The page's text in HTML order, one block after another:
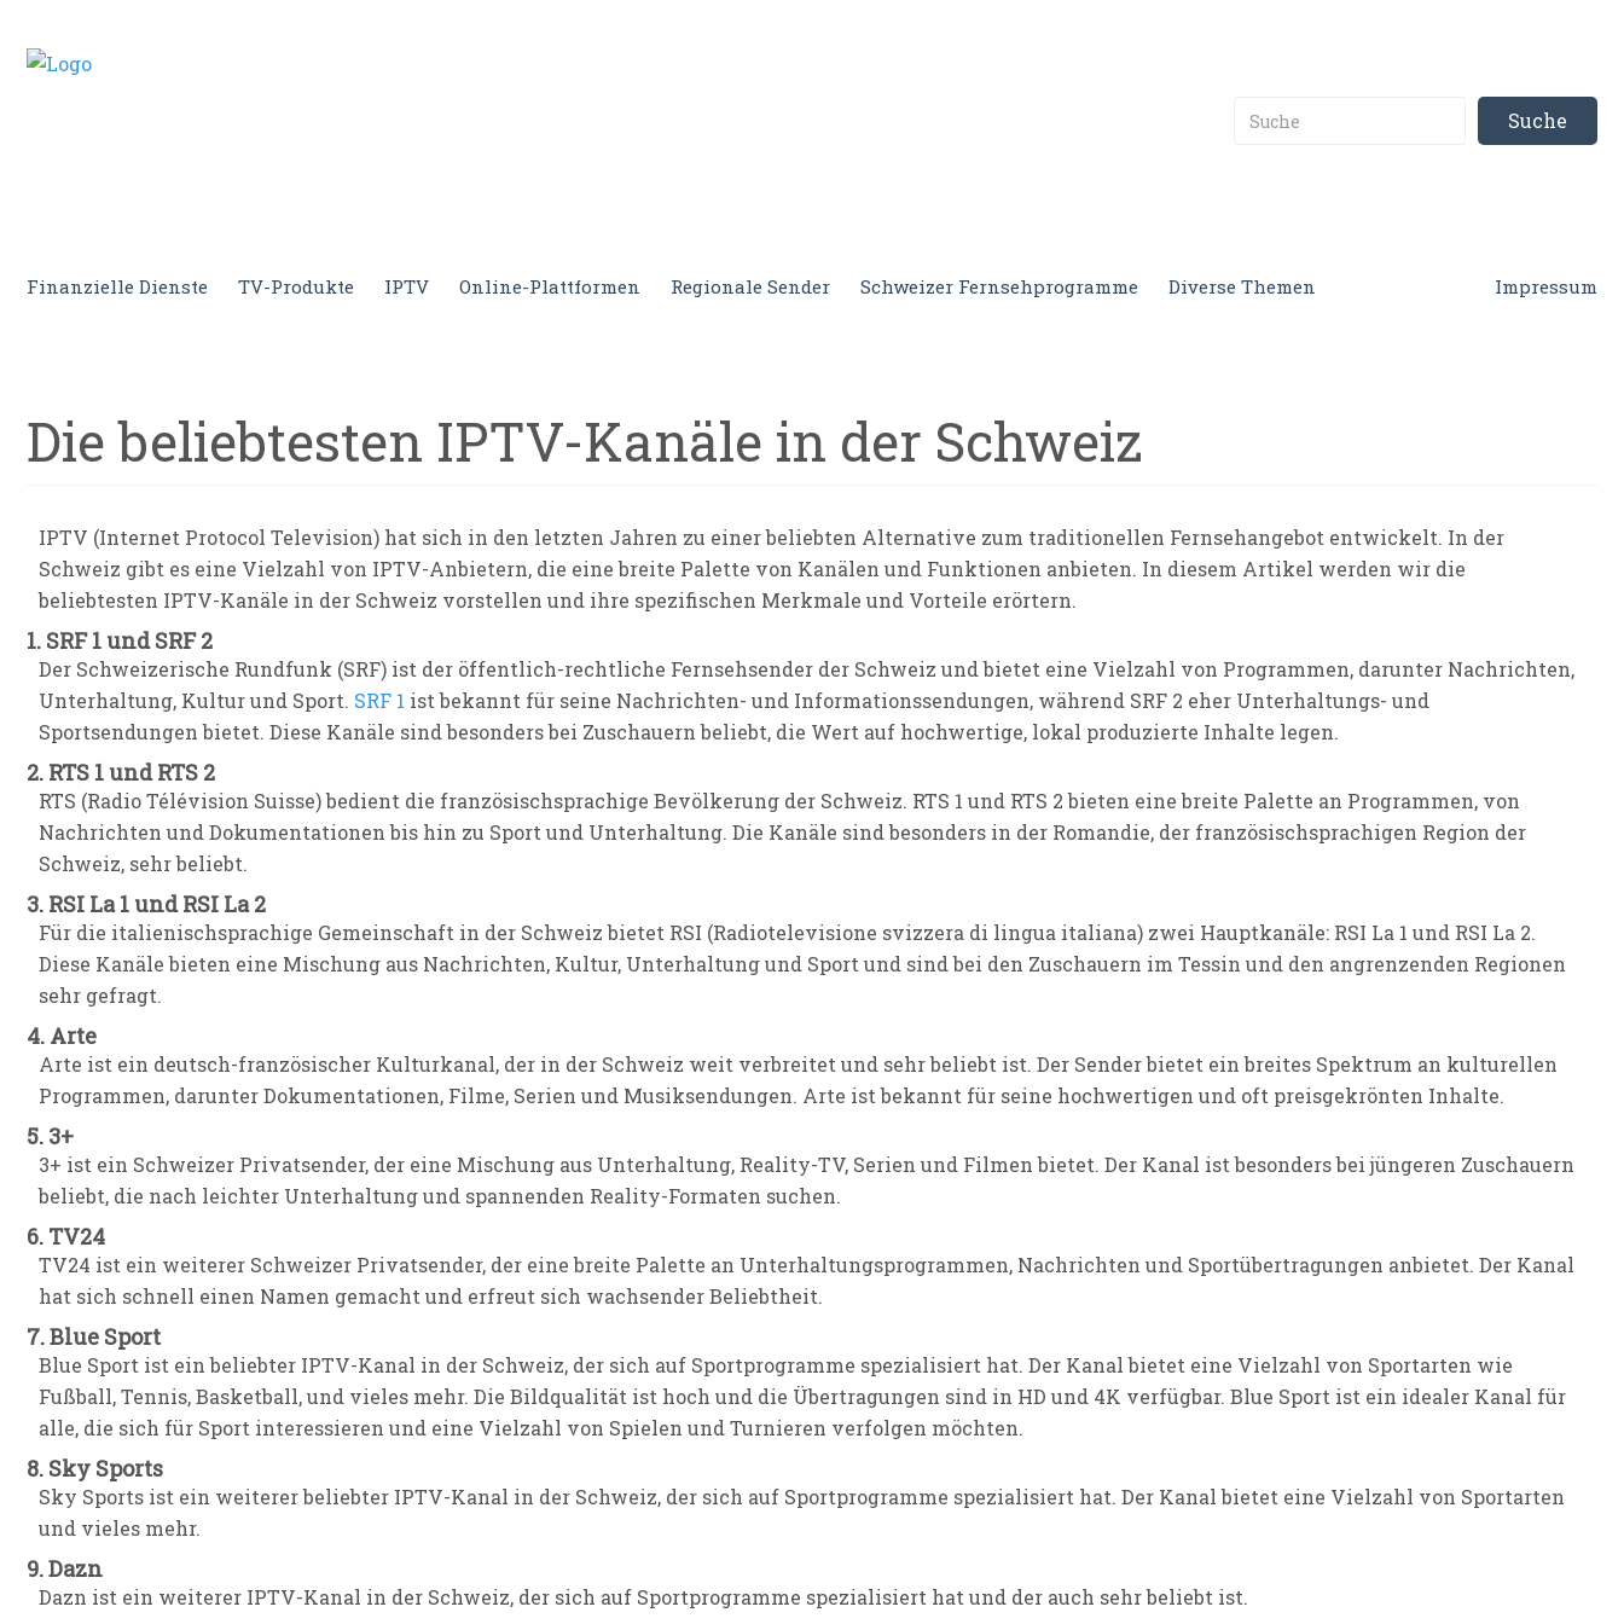
Finanzielle Dienste TV-Produkte IPTV Online-Plattformen Regionale Sender Schweizer Fernsehprogramme Diverse Themen Impressum
Die beliebtesten IPTV-Kanäle in der Schweiz
IPTV (Internet Protocol Television) hat sich in den letzten Jahren zu einer beliebten Alternative zum traditionellen Fernsehangebot entwickelt. In der
Schweiz gibt es eine Vielzahl von IPTV-Anbietern, die eine breite Palette von Kanälen und Funktionen anbieten. In diesem Artikel werden wir die
beliebtesten IPTV-Kanäle in der Schweiz vorstellen und ihre spezifischen Merkmale und Vorteile erörtern.
1. SRF 1 und SRF 2
Der Schweizerische Rundfunk (SRF) ist der öffentlich-rechtliche Fernsehsender der Schweiz und bietet eine Vielzahl von Programmen, darunter Nachrichten,
Unterhaltung, Kultur und Sport. SRF 1 ist bekannt für seine Nachrichten- und Informationssendungen, während SRF 2 eher Unterhaltungs- und
Sportsendungen bietet. Diese Kanäle sind besonders bei Zuschauern beliebt, die Wert auf hochwertige, lokal produzierte Inhalte legen.
2. RTS 1 und RTS 2
RTS (Radio Télévision Suisse) bedient die französischsprachige Bevölkerung der Schweiz. RTS 1 und RTS 2 bieten eine breite Palette an Programmen, von
Nachrichten und Dokumentationen bis hin zu Sport und Unterhaltung. Die Kanäle sind besonders in der Romandie, der französischsprachigen Region der
Schweiz, sehr beliebt.
3. RSI La 1 und RSI La 2
Für die italienischsprachige Gemeinschaft in der Schweiz bietet RSI (Radiotelevisione svizzera di lingua italiana) zwei Hauptkanäle: RSI La 1 und RSI La 2.
Diese Kanäle bieten eine Mischung aus Nachrichten, Kultur, Unterhaltung und Sport und sind bei den Zuschauern im Tessin und den angrenzenden Regionen
sehr gefragt.
4. Arte
Arte ist ein deutsch-französischer Kulturkanal, der in der Schweiz weit verbreitet und sehr beliebt ist. Der Sender bietet ein breites Spektrum an kulturellen
Programmen, darunter Dokumentationen, Filme, Serien und Musiksendungen. Arte ist bekannt für seine hochwertigen und oft preisgekrönten Inhalte.
5. 3+
3+ ist ein Schweizer Privatsender, der eine Mischung aus Unterhaltung, Reality-TV, Serien und Filmen bietet. Der Kanal ist besonders bei jüngeren Zuschauern
beliebt, die nach leichter Unterhaltung und spannenden Reality-Formaten suchen.
6. TV24
TV24 ist ein weiterer Schweizer Privatsender, der eine breite Palette an Unterhaltungsprogrammen, Nachrichten und Sportübertragungen anbietet. Der Kanal
hat sich schnell einen Namen gemacht und erfreut sich wachsender Beliebtheit.
7. Blue Sport
Blue Sport ist ein beliebter IPTV-Kanal in der Schweiz, der sich auf Sportprogramme spezialisiert hat. Der Kanal bietet eine Vielzahl von Sportarten wie
Fußball, Tennis, Basketball, und vieles mehr. Die Bildqualität ist hoch und die Übertragungen sind in HD und 4K verfügbar. Blue Sport ist ein idealer Kanal für
alle, die sich für Sport interessieren und eine Vielzahl von Spielen und Turnieren verfolgen möchten.
8. Sky Sports
Sky Sports ist ein weiterer beliebter IPTV-Kanal in der Schweiz, der sich auf Sportprogramme spezialisiert hat. Der Kanal bietet eine Vielzahl von Sportarten
und vieles mehr.
9. Dazn
Dazn ist ein weiterer IPTV-Kanal in der Schweiz, der sich auf Sportprogramme spezialisiert hat und der auch sehr beliebt ist.